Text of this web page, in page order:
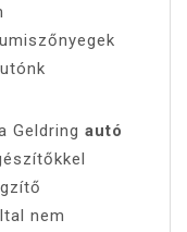
Geldring autó
nem